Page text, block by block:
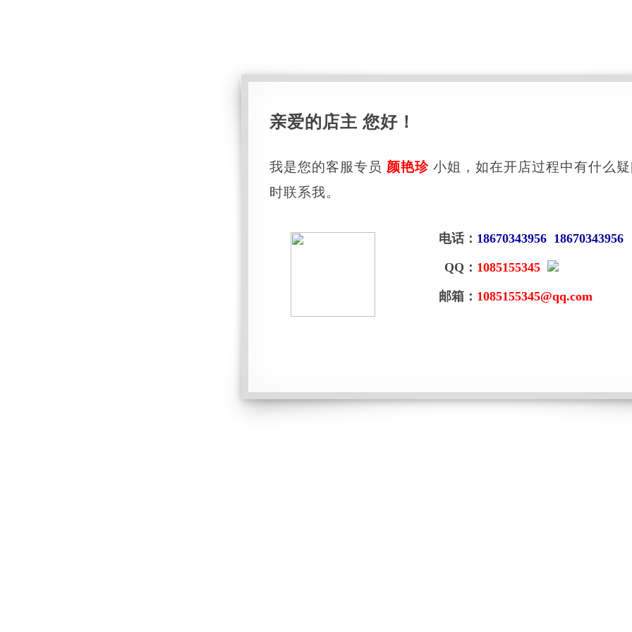
亲爱的店主 您好！
我是您的客服专员 颜艳珍 小姐，如在开店过程中有什么
时联系我。
电话： 18670343956 18670343956
QQ： 1085155345
邮箱： 1085155345@qq.com